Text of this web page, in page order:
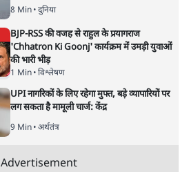
8 Min• दुनिया
BJP-RSS की वजह से राहुल के प्रयागराज
'Chhatron Ki Goonj' कार्यक्रम में उमड़ी युवाओं
की भारी भीड़
1 Min• विश्लेषण
UPI नागरिकों के लिए रहेगा मुफ्त, बड़े व्यापारियों पर
लग सकता है मामूली चार्ज: केंद्र
9 Min• अर्थतंत्र
Advertisement